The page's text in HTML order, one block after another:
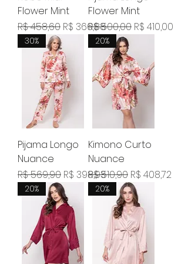
Flower Mint
Preço normal
R$ 458,60 Preço promocional
R$ 366,88
Flower Mint
Preço normal
R$ 500,00 Preço
R$ 410,00
30%
Pijama Longo
Nuance
Preço normal
R$ 569,90 Preço promocional
R$ 398,93
20%
Kimono Curto
Nuance
Preço normal
R$ 510,90 Preço
R$ 408,72
20% 20%